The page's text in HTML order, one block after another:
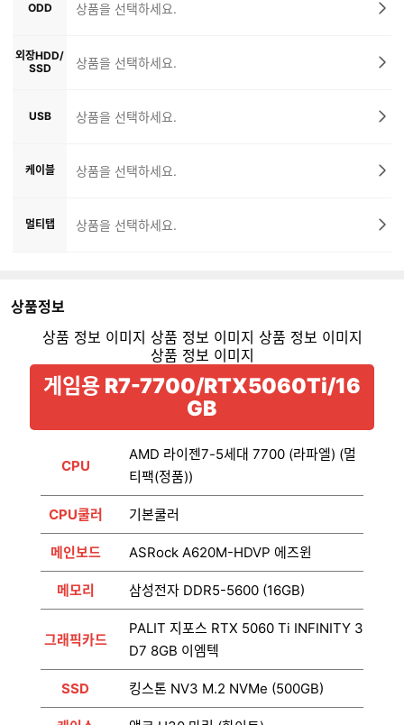
ODD 상품을 선택하세요.
외장HDD/
SSD
상품을 선택하세요.
USB 상품을 선택하세요.
케이블 상품을 선택하세요.
멀티탭 상품을 선택하세요.
상품정보
게임용 R7-7700/RTX5060Ti/16
GB
CPU
AMD 라이젠7-5세대 7700 (라파엘) (멀
티팩(정품))
CPU쿨러 기본쿨러
메인보드 ASRock A620M-HDVP 에즈윈
메모리 삼성전자 DDR5-5600 (16GB)
그래픽카드
PALIT 지포스 RTX 5060 Ti INFINITY 3
D7 8GB 이엠텍
SSD 킹스톤 NV3 M.2 NVMe (500GB)